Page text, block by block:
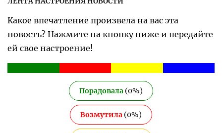
Какое впечатление произвела на вас эта
новость? Нажмите на кнопку ниже и передайте
ей свое настроение!
Порадовала (0%)
Возмутила (0%)